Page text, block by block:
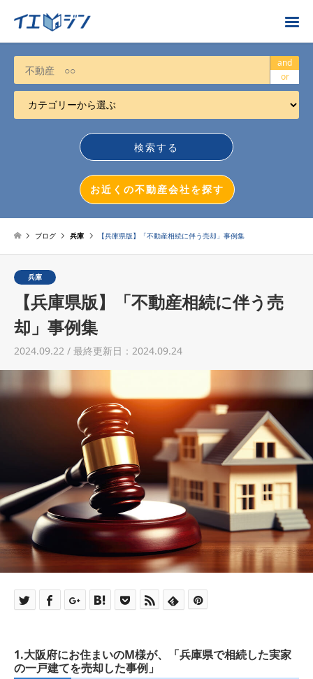
お近くの不動産会社を探す
カテゴリーから選ぶ
不動産売却
不動産投資
マンション売却
土地売却
税金について
利用規約について
掲載受付窓口はこちら
and
or
お近くの不動産会社を探す
ブログ 兵庫 【兵庫県版】「不動産相続に伴う売却」事例集
兵庫
【兵庫県版】「不動産相続に伴う売
却」事例集
2024.09.22 / 最終更新日：2024.09.24
1.大阪府にお住まいのM様が、「兵庫県で相続した実家
の一戸建てを売却した事例」